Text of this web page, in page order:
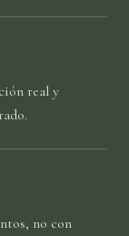
real y
no con